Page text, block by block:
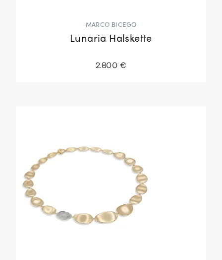
MARCO BICEGO
Lunaria Halskette
2.800 €